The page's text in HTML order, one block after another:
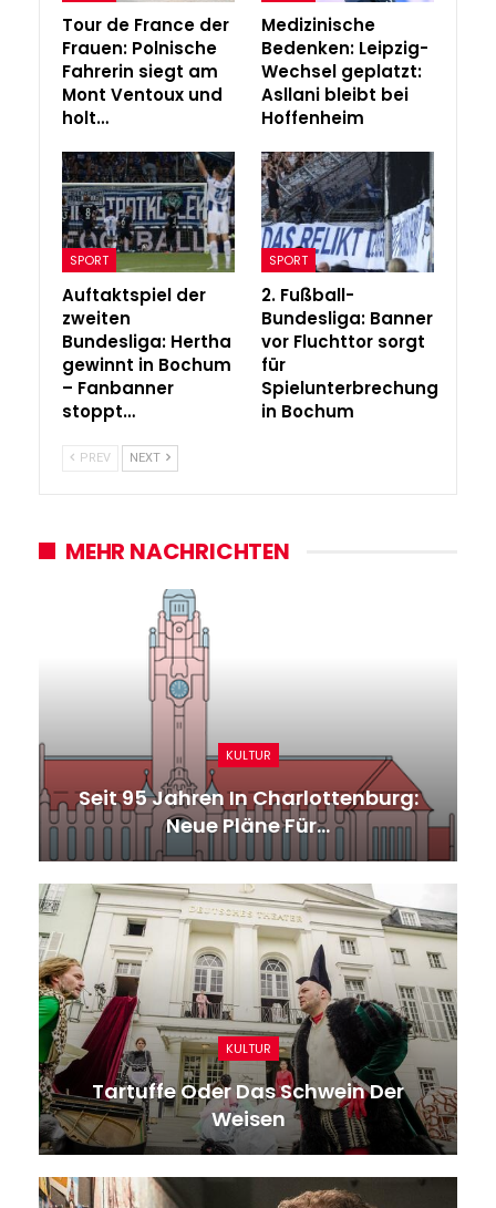
Tour de France der
Frauen: Polnische
Fahrerin siegt am
Mont Ventoux und
holt…
Medizinische
Bedenken: Leipzig-
Wechsel geplatzt:
Asllani bleibt bei
Hoffenheim
SPORT
Auftaktspiel der
zweiten
Bundesliga: Hertha
gewinnt in Bochum
– Fanbanner
stoppt…
SPORT
2. Fußball-
Bundesliga: Banner
vor Fluchttor sorgt
für
Spielunterbrechung
in Bochum
PREV NEXT
MEHR NACHRICHTEN
KULTUR
Seit 95 Jahren In Charlottenburg:
Neue Pläne Für…
KULTUR
Tartuffe Oder Das Schwein Der
Weisen